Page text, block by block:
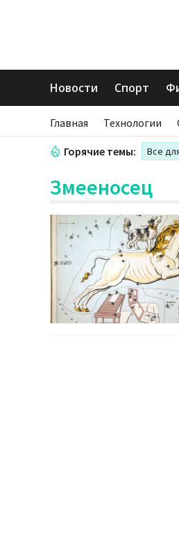
Новости Спорт
Главная Технологии
Горячие темы: Все
Змееносец